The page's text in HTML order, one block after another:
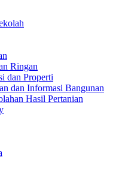
Ringan
dan Properti
dan Informasi Bangunan
Hasil Pertanian